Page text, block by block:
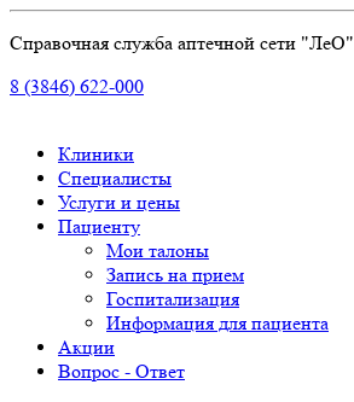
Справочная служба аптечной сети "ЛеО"
8 (3846) 622-000
Клиники
Специалисты
Услуги и цены
Пациенту
Мои талоны
Запись на прием
Госпитализация
Информация для пациента
Акции
Вопрос - Ответ